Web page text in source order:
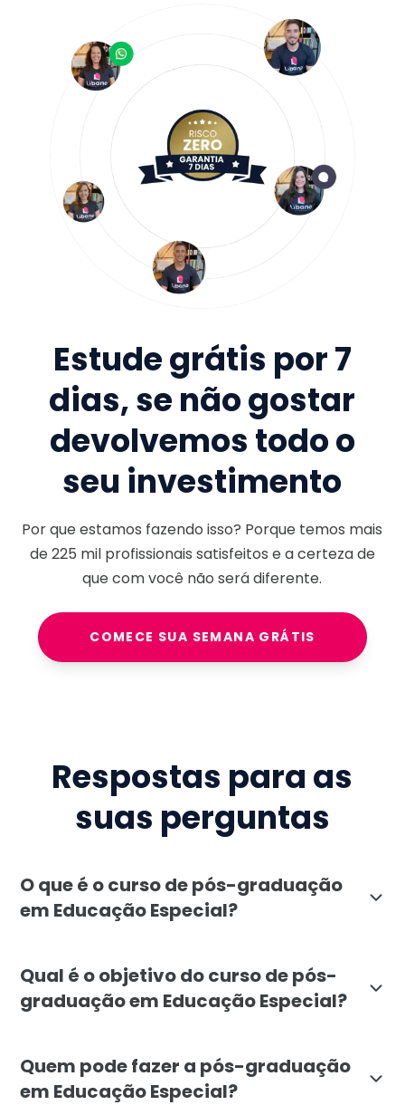
Estude grátis por 7
dias, se não gostar
devolvemos todo o
seu investimento
Por que estamos fazendo isso? Porque temos mais
de225 milprofissionais satisfeitos e a certeza de
que com você não será diferente.
COMECE SUA SEMANA GRÁTIS
Respostas para as
suas perguntas
O que é o curso de pós-graduação
em Educação Especial?
Qual é o objetivo do curso de pós-
graduação em Educação Especial?
Quem pode fazer a pós-graduação
em Educação Especial?